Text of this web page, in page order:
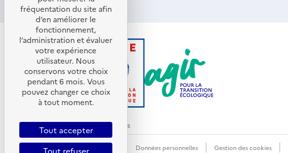
DANS
UNE
NOUVELLE
FENÊTRE
© ADEME 2026 - Tous droits réservés
Accessibilité : non conforme Données personnelles Gestion des cookies
fréquentation du site afin
d’en améliorer le
fonctionnement,
l’administration et évaluer
votre expérience
utilisateur. Nous
conservons votre choix
pendant 6 mois. Vous
pouvez changer ce choix
à tout moment.
Tout accepter
Tout refuser